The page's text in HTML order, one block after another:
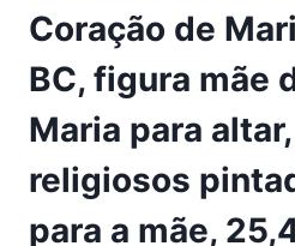
Coração de
BC, figura mãe
Maria para
religiosos
para a mãe,